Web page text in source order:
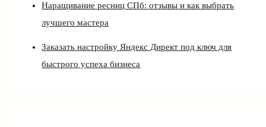
Наращивание ресниц СПб: отзывы и как выбрать
лучшего мастера
Заказать настройку Яндекс Директ под ключ для
быстрого успеха бизнеса